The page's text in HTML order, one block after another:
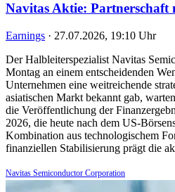
Navitas Aktie: Partnerschaft
Earnings · 27.07.2026, 19:10 Uhr
Der Halbleiterspezialist Navitas
Montag an einem entscheidenden
Unternehmen eine weitreichende
asiatischen Markt bekannt gab,
die Veröffentlichung der
2026, die heute nach dem US-
Kombination aus technologischem
finanziellen Stabilisierung prägt die
Navitas Semiconductor Corporation